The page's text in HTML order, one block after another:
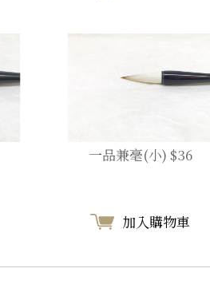
一品兼毫(小) $36
加入購物車